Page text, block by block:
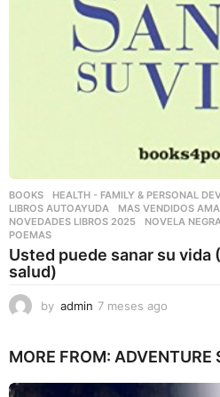
BOOKS ,HEALTH - FAMILY & PERSONAL
LIBROS AUTOAYUDA
,MAS VENDIDOS
NOVEDADES LIBROS 2025
,NOVELA NEGRA
POEMAS
Usted puede sanar su
salud)
by admin 7 meses ago
s
MORE FROM: ADVENTURE